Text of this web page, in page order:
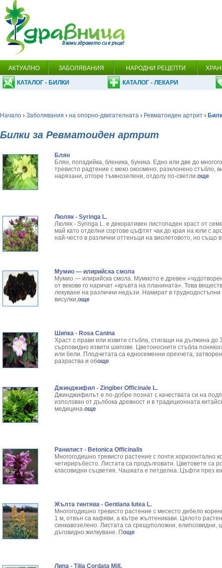
АКТУАЛНО ЗАБОЛЯВАНИЯ НАРОДНИ РЕЦЕПТИ
КАТАЛОГ - БИЛКИ КАТАЛОГ - ЛЕКАРИ
Начало › Заболявания › на опорно-двигателната › Ревматоиден артрит ›
Билки за Ревматоиден артрит
Блян
Блян, попадийка, бленика, буника. Едно или две до
тревисто радтение с меко окосмено, разклонено стъбло,
нарязани, отгоре тъмнозелени, отдолу по-светли.още
Люляк - Syringa L.
Люляк - Syringa L. е декоративен листопаден храст от
май като отделни сортове цъфтят чак до края на юли с
най-често в различни оттенъци на виолетовото, но също
Мумио — илирийска смола
Мумио — илирийска смола. Мумиото е древен
от векове го наричат «кръвта на планината». Това
лекуване на различни недъзи. Намират в
висулки,още
Шипка - Rosa Canina
Храст с прави или извити стъбла, стигащи на дължина до
сърповидно извити шипове. Цветоносните стъбла
или бели. Плодчетата са едносеменни орехчета,
разраства и обоще
Джинджифил - Zingiber Officinale L.
Джинджифилът е по-добре познат с качествата си на
използван от дълбока древност и в традиционната
медицина.още
Ранилист - Betonica Officinalis
Многогодишно тревисто растение с почти хоризонтално
четириръбесто. Листата са продълговати. Цветовете са
класовидни съцветия. Чашката е петделна. Цъфти през
Жълта тинтява - Gentiana Iutea L.
Многогодишно тревисто растение с месесто дебело
1 м, отвън са кафяви, а вътре жълтеникави. Цялото
синкавозелено. Листата са срещуположни, елипсовидни,
дъговидно жилкуване. Поще
Липа - Tilia Cordata Mill.